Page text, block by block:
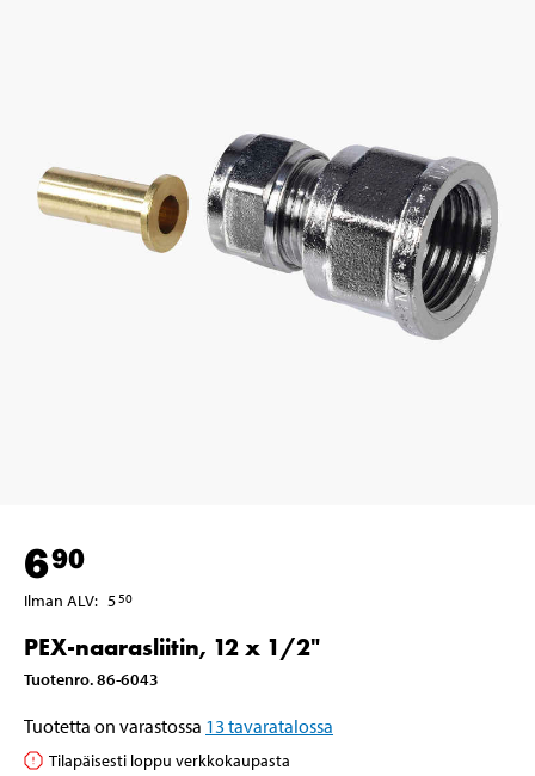
690
Ilman ALV: 550
PEX-naarasliitin, 12 x 1/2"
Tuotenro.86-6043
Tuotetta on varastossa 13 tavaratalossa
Tilapäisesti loppu verkkokaupasta